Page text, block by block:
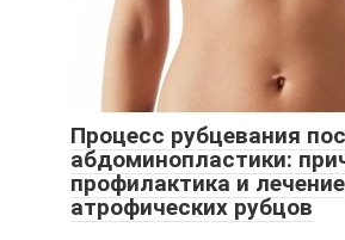
Процесс рубцевания
абдоминопластики:
профилактика и лечение
атрофических рубцов